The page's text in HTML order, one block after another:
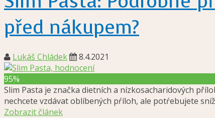
před nákupem?
Lukáš Chládek
8.4.2021
95%
Slim Pasta je značka dietních a nízkosacharidových
nechcete vzdávat oblíbených pŕíloh, ale potŕebujete
Zobrazit článek